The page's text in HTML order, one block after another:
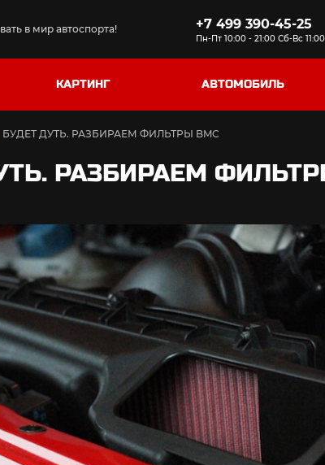
в мир автоспорта! +7 499 390-45-25
Пн-Пт 10:00 - 21:00 Сб-Вс
КАРТИНГ АВТОМОБИЛЬ
БУДЕТ ДУТЬ. РАЗБИРАЕМ ФИЛЬТРЫ BMC
РАЗБИРАЕМ